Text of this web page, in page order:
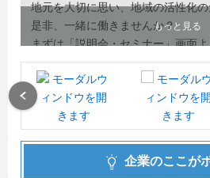
地元を大切に思い、地域の活性化
是非、一緒に働きませんか？
まずは「説明会・セミナー」画面
弊社は、福利厚生も充実しています
■2026年4月より奨学金返済支援制
10,000円/月
■転勤者の社宅補助 5,5000円/月
■男性の育児休業取得率100％
もっと見る
企業のここが